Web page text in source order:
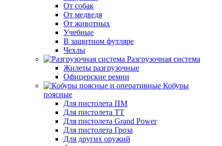
От собак
От медведя
От животных
Учебные
В защитном футляре
Чехлы
Разгрузочная система
Жилеты разгрузочные
Офицерские ремни
Кобуры
поясные
Для пистолета ПМ
Для пистолета ТТ
Для пистолета Grand Power
Для пистолета Гроза
Для других оружий